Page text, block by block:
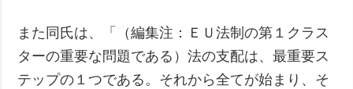
また同氏は、「（編集注：ＥＵ法制の第１クラス
ターの重要な問題である）法の支配は、最重要ス
テップの１つである。それから全てが始まり、そ